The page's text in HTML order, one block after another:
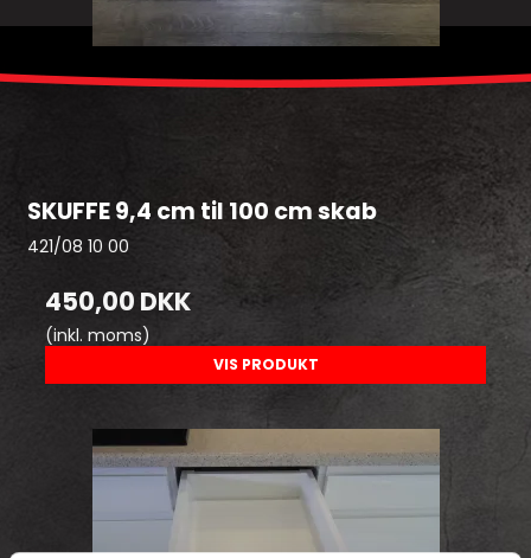
SKUFFE 9,4 cm til 100 cm skab
421/08 10 00
450,00 DKK
(inkl. moms)
VIS PRODUKT